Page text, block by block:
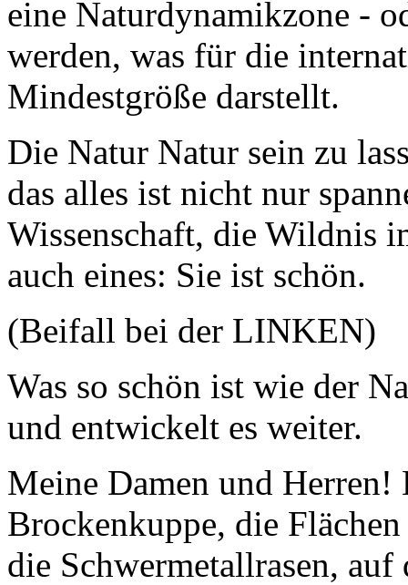
eine Naturdynamikzone -
werden, was für die
Mindestgröße darstellt.
Die Natur Natur sein zu
das alles ist nicht nur
Wissenschaft, die Wildnis
auch eines: Sie ist schön.
(Beifall bei der LINKEN)
Was so schön ist wie der
und entwickelt es weiter.
Meine Damen und Herren!
Brockenkuppe, die
die Schwermetallrasen, auf